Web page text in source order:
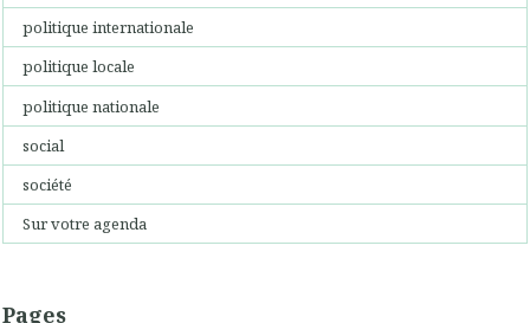
politique internationale
politique locale
politique nationale
social
société
Sur votre agenda
Pages